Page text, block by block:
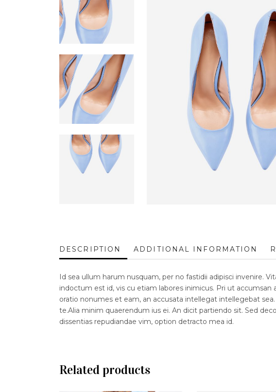
DESCRIPTION ADDITIONAL INFORMATION
Id sea ullum harum nusquam, per no fastidii adipisci invenire.
indoctum est id, vis cu etiam labores inimicus. Pri ut
oratio nonumes et eam, an accusata intellegat intellegebat
te.Alia minim quaerendum ius ei. An dicit partiendo sit. Sed
dissentias repudiandae vim, option detracto mea id.
Related products